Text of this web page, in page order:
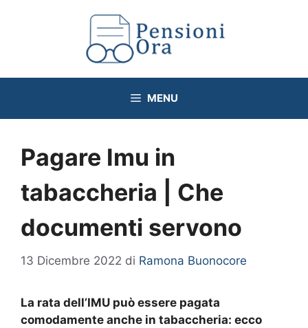
MENU
Pagare Imu in
tabaccheria | Che
documenti servono
13 Dicembre 2022 di Ramona Buonocore
La rata dell’IMU può essere pagata
comodamente anche in tabaccheria: ecco